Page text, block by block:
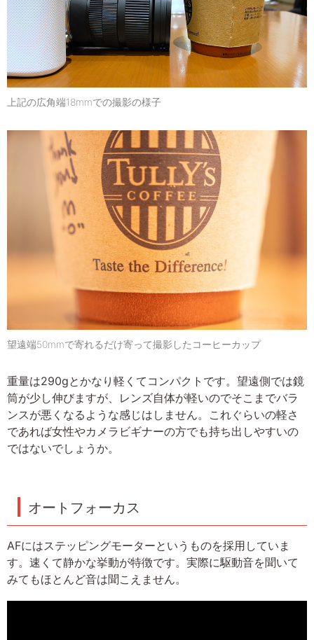
上記の広角端18mmでの撮影の様子
望遠端50mmで寄れるだけ寄って撮影したコーヒーカップ
重量は290gとかなり軽くてコンパクトです。望遠側では鏡
筒が少し伸びますが、レンズ自体が軽いのでそこまでバラ
ンスが悪くなるような感じはしません。これぐらいの軽さ
であれば女性やカメラビギナーの方でも持ち出しやすいの
ではないでしょうか。
オートフォーカス
AFにはステッピングモーターというものを採用していま
す。速くて静かな挙動が特徴です。実際に駆動音を聞いて
みてもほとんど音は聞こえません。